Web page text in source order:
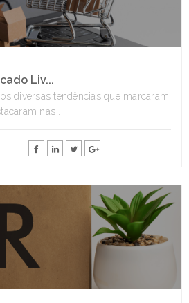
Liv...
diversas tendências que marcaram
nas ...